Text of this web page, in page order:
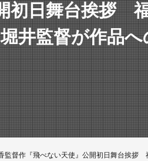
初日舞台挨拶
井監督が作品へ
監督作『飛べない天使』公開初日舞台挨拶